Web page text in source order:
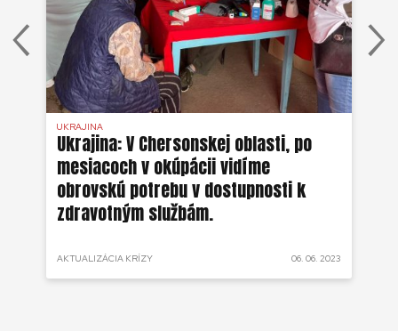
UKRAJINA
Ukrajina: V Chersonskej oblasti, po
mesiacoch v okúpácii vidíme
obrovskú potrebu v dostupnosti k
zdravotným službám.
AKTUALIZÁCIA KRÍZY 06. 06. 2023